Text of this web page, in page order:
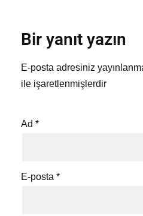
Bir yanıt yazın
E-posta adresiniz
ile işaretlenmişlerdir
Ad *
E-posta *